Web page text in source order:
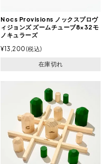
Nocs Provisions ノックスプロヴ
ィジョンズ ズームチューブ8×32モ
ノキュラーズ
¥13,200 税込
在庫切れ